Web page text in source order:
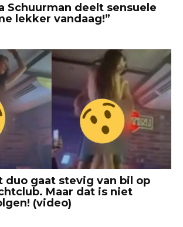
Schuurman deelt sensuele
lekker vandaag!”
duo gaat stevig van bil op
Maar dat is niet
(video)